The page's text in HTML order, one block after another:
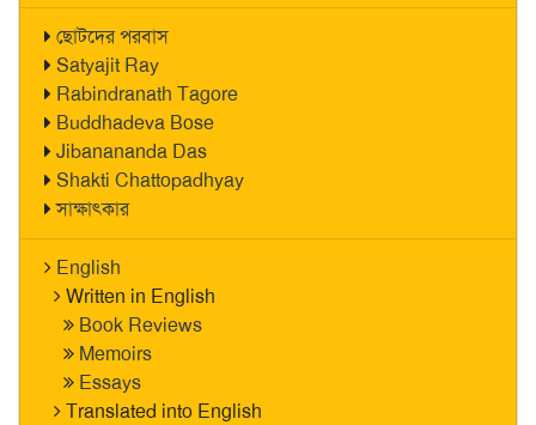
ছোটদের পরবাস
Satyajit Ray
Rabindranath Tagore
Buddhadeva Bose
Jibanananda Das
Shakti Chattopadhyay
সাক্ষাৎকার
English
Written in English
Book Reviews
Memoirs
Essays
Translated into English